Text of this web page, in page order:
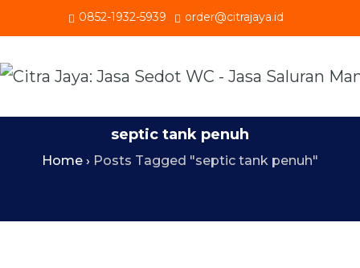
0852-1932-5939 order@citrajaya.id
septic tank penuh
Home › Posts Tagged "septic tank penuh"